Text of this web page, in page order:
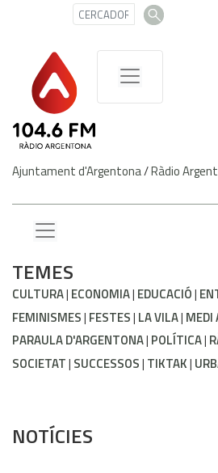
Ajuntament d'Argentona/Ràdio
TEMES
CULTURA ECONOMIA EDUCACIÓ
FEMINISMES FESTES LA VILA MEDI
PARAULA D'ARGENTONA POLÍTICA
SOCIETAT SUCCESSOS TIKTAK
NOTÍCIES